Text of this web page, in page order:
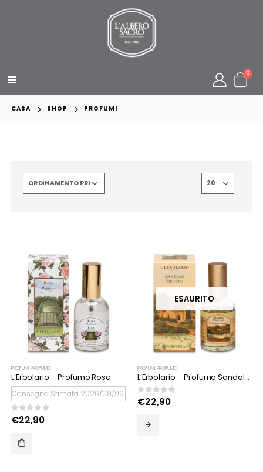
0
CASA SHOP PROFUMI
PROFUMI,PROFUMO
L’Erbolario – Profumo Rosa
Consegna Stimata 2026/08/09
0Su 5
€22,90
ESAURITO
PROFUMI,PROFUMO
L’Erbolario – Profumo Sandalo 50 ml
0Su 5
€22,90